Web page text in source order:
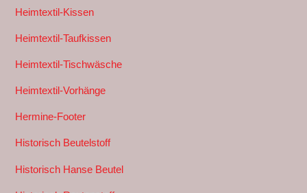
Heimtextil-Kissen
Heimtextil-Taufkissen
Heimtextil-Tischwäsche
Heimtextil-Vorhänge
Hermine-Footer
Historisch Beutelstoff
Historisch Hanse Beutel